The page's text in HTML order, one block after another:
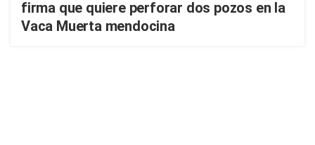
firma que quiere perforar dos pozos en la
Vaca Muerta mendocina